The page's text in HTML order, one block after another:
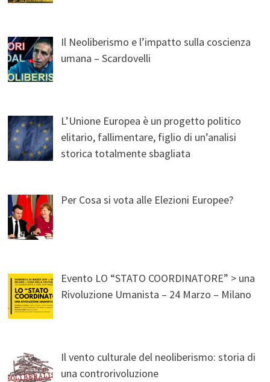
Il Neoliberismo e l’impatto sulla coscienza
umana – Scardovelli
L’Unione Europea è un progetto politico
elitario, fallimentare, figlio di un’analisi
storica totalmente sbagliata
Per Cosa si vota alle Elezioni Europee?
Evento LO “STATO COORDINATORE” > una
Rivoluzione Umanista – 24 Marzo – Milano
Il vento culturale del neoliberismo: storia di
una controrivoluzione